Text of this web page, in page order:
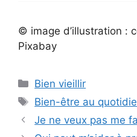
© image d’illustration :
Pixabay
Catégories
Bien vieillir
Étiquettes
Bien-être au
Je ne veux pas me